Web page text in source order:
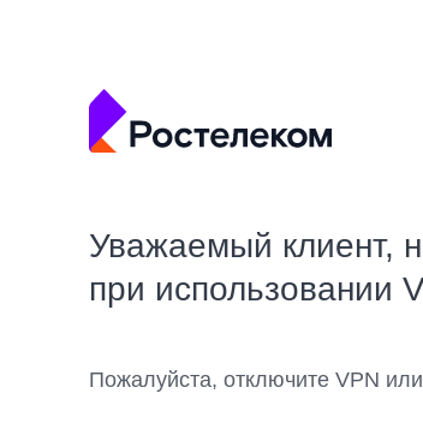
Уважаемый клиент,
при использовании
Пожалуйста, отключите VPN